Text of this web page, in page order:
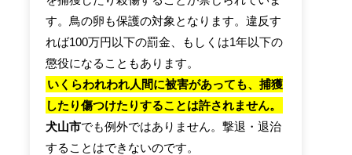
す。鳥の卵も保護の対象となります。違反す
れば100万円以下の罰金、もしくは1年以下の
懲役になることもあります。
いくらわれわれ人間に被害があっても、捕獲
したり傷つけたりすることは許されません。
犬山市でも例外ではありません。撃退・退治
することはできないのです。